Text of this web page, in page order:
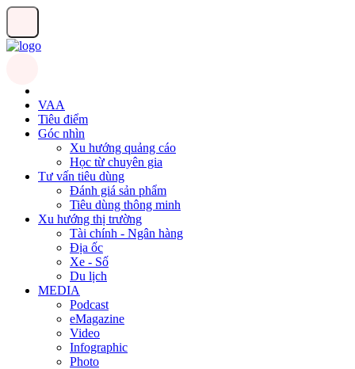
VAA
Tiêu điểm
Góc nhìn
Xu hướng quảng cáo
Học từ chuyên gia
Tư vấn tiêu dùng
Đánh giá sản phẩm
Tiêu dùng thông minh
Xu hướng thị trường
Tài chính - Ngân hàng
Địa ốc
Xe - Số
Du lịch
MEDIA
Podcast
eMagazine
Video
Infographic
Photo